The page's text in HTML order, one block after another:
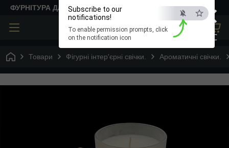
×
ESC
Subscribe to our
notifications!
To enable permission prompts, click
on the notification icon
ФУРНІТУРА ДЛЯ ТВОРЧОСТІ
Товари Фігурні інтер'єрні свічки. Ароматичні свічки.